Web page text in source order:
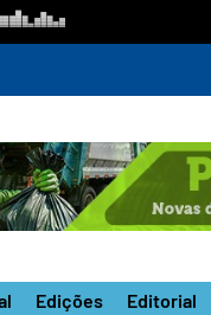
estadual na
Edições Editorial